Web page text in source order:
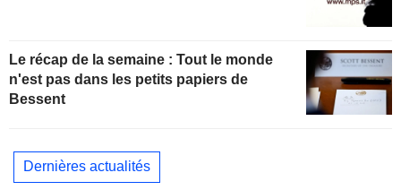
Le récap de la semaine : Tout le monde
n'est pas dans les petits papiers de
Bessent
Dernières actualités